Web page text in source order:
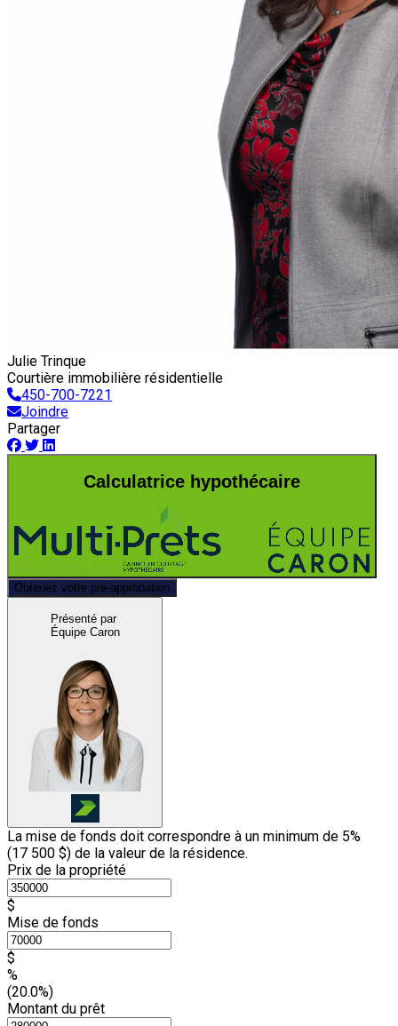
Julie Trinque
Courtière immobilière résidentielle
450-700-7221
Joindre
Partager
Calculatrice hypothécaire
Obtenez votre pré-approbation
Présenté par
Équipe Caron
La mise de fonds doit correspondre à un minimum de 5%
(17 500 $) de la valeur de la résidence.
Prix de la propriété
$
Mise de fonds
$
%
(20.0%)
Montant du prêt